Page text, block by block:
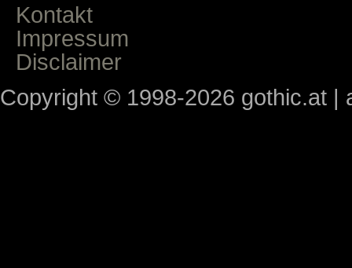
Kontakt
Impressum
Disclaimer
Copyright © 1998-2026 gothic.at |